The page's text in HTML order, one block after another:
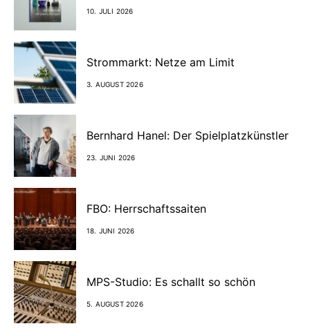
10. JULI 2026
Strommarkt: Netze am Limit
3. AUGUST 2026
Bernhard Hanel: Der Spielplatzkünstler
23. JUNI 2026
FBO: Herrschaftssaiten
18. JUNI 2026
MPS-Studio: Es schallt so schön
5. AUGUST 2026